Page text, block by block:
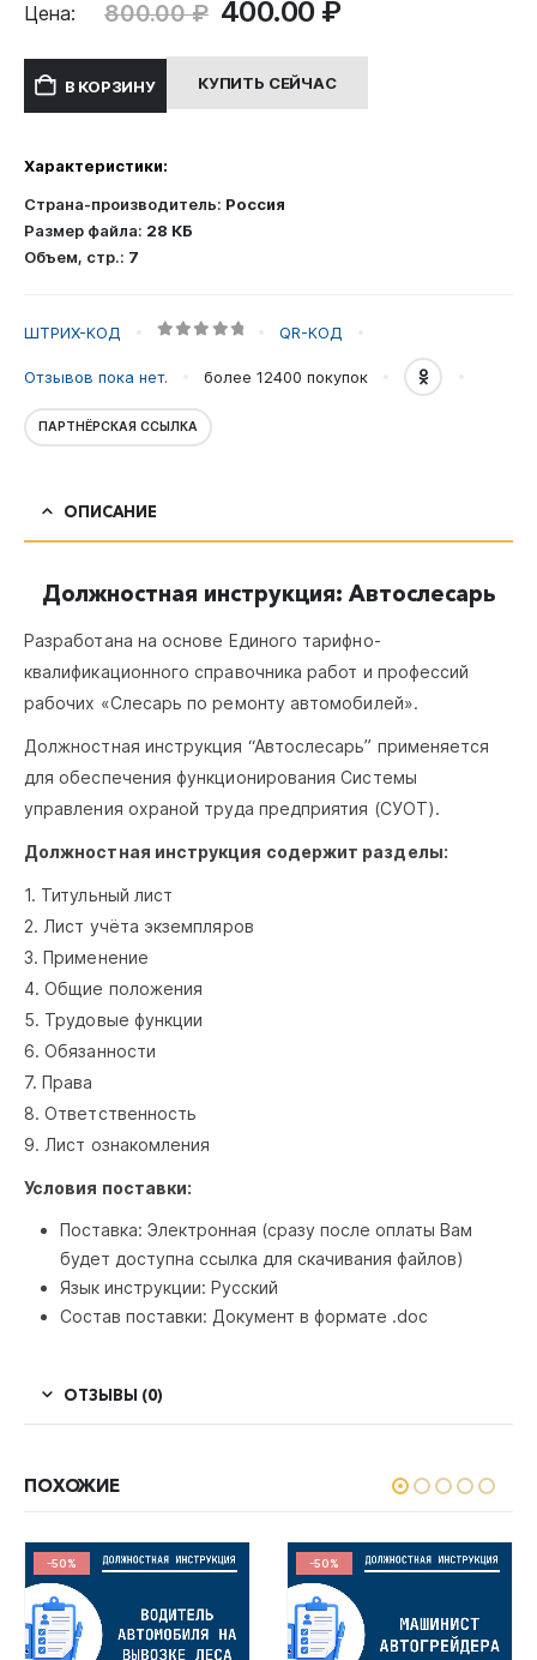
Цена: 800.00₽ Первоначальная
составляла
800.00 ₽.
400.00 ₽Текущая
400.00 ₽.
В КОРЗИНУ КУПИТЬ СЕЙЧАС
Характеристики:
Страна-производитель: Россия
Размер файла: 28 КБ
Объем, стр.: 7
ШТРИХ-КОД QR-КОД
Отзывов пока нет. более 12400 покупок
ПАРТНЁРСКАЯ ССЫЛКА
ОПИСАНИЕ
Должностная инструкция: Автослесарь
Разработана на основе Единого тарифно-
квалификационного справочника работ и профессий
рабочих «Слесарь по ремонту автомобилей».
Должностная инструкция “Автослесарь” применяется
для обеспечения функционирования Системы
управления охраной труда предприятия (СУОТ).
Должностная инструкция содержит разделы:
1. Титульный лист
2. Лист учёта экземпляров
3. Применение
4. Общие положения
5. Трудовые функции
6. Обязанности
7. Права
8. Ответственность
9. Лист ознакомления
Условия поставки:
Поставка: Электронная (сразу после оплаты Вам
будет доступна ссылка для скачивания файлов)
Язык инструкции: Русский
Состав поставки: Документ в формате .doc
ОТЗЫВЫ (0)
ПОХОЖИЕ
-50% -50%